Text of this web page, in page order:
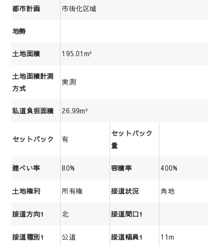
都市計画 市街化区域
地勢
土地面積 195.01m²
土地面積計測
方式
実測
私道負担面積 26.99m²
セットバック 有
セットバック
量
建ぺい率 80% 容積率 400%
土地権利 所有権 接道状況 角地
接道方向1 北 接道間口1
接道種別1 公道 接道幅員1 11m